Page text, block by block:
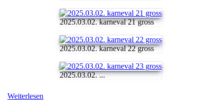
2025.03.02. karneval 21 gross
2025.03.02. karneval 22 gross
2025.03.02. ...
Weiterlesen